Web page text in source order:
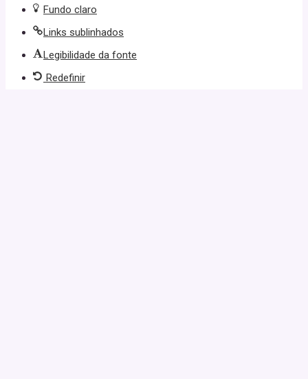
Fundo claro
Links sublinhados
Legibilidade da fonte
Redefinir